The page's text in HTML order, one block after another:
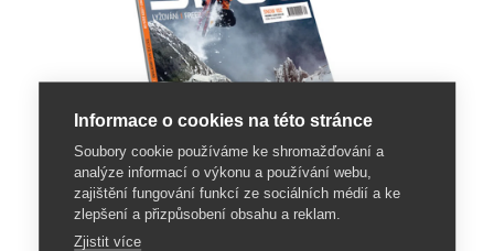
Informace o cookies na této stránce
Soubory cookie používáme ke shromažďování a
analýze informací o výkonu a používání webu,
zajištění fungování funkcí ze sociálních médií a ke
zlepšení a přizpůsobení obsahu a reklam.
Zjistit více